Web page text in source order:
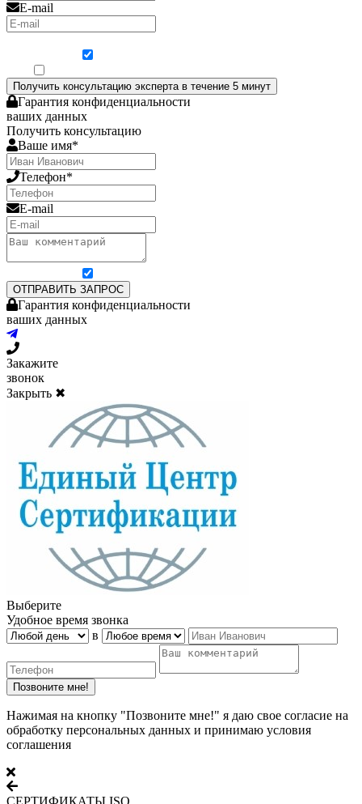
E-mail
Получить консультацию эксперта в течение 5 минут
Гарантия конфиденциальности
ваших данных
Получить консультацию
Ваше имя*
Телефон*
E-mail
ОТПРАВИТЬ ЗАПРОС
Гарантия конфиденциальности
ваших данных
Закажите
звонок
Закрыть ✖
Выберите
Удобное время звонка
в
Нажимая на кнопку "Позвоните мне!" я даю свое согласие на
обработку персональных данных и принимаю условия
соглашения